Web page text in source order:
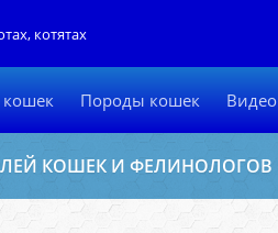
котятах
кошек Породы кошек Видео
КОШЕК И ФЕЛИНОЛОГОВ